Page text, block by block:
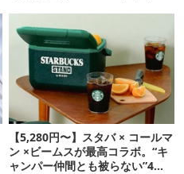
【5,280円〜】スタバ × コールマ
ン ×ビームスが最高コラボ。“キ
ャンパー仲間とも被らない”4ア